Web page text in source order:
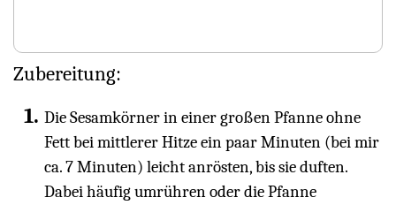
Zubereitung:
Die Sesamkörner in einer großen Pfanne ohne
Fett bei mittlerer Hitze ein paar Minuten (bei mir
ca. 7 Minuten) leicht anrösten, bis sie duften.
Dabei häufig umrühren oder die Pfanne